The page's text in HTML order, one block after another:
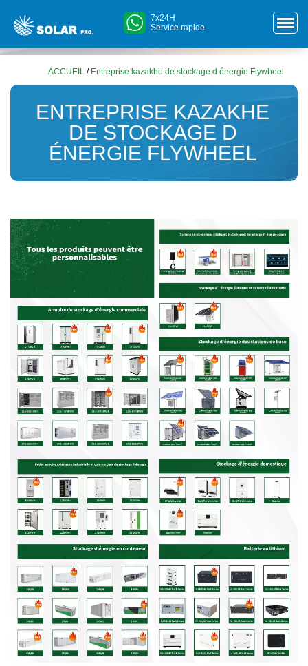
7x24H
Service rapide
ACCUEIL / Entreprise kazakhe de stockage d énergie Flywheel
ENTREPRISE KAZAKHE
DE STOCKAGE D
ÉNERGIE FLYWHEEL